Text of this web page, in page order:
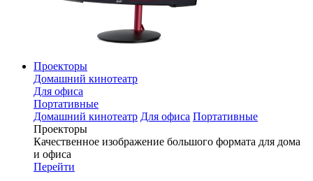
Проекторы
Домашний кинотеатр
Для офиса
Портативные
Домашний кинотеатр Для офиса Портативные
Проекторы
Качественное изображение большого формата для дома
и офиса
Перейти